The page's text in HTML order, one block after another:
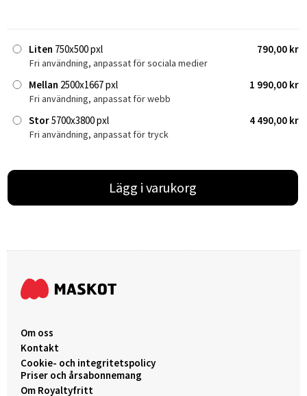
Liten 750x500 pxl 790,00 kr
Fri användning, anpassat för sociala medier
Mellan 2500x1667 pxl 1 990,00 kr
Fri användning, anpassat för webb
Stor5700x3800 pxl 4 490,00 kr
Fri användning, anpassat för tryck
Lägg i varukorg
Om oss
Kontakt
Cookie- och integritetspolicy
Priser och årsabonnemang
Om Royaltyfritt